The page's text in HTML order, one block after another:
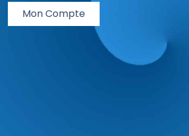
Mon Compte